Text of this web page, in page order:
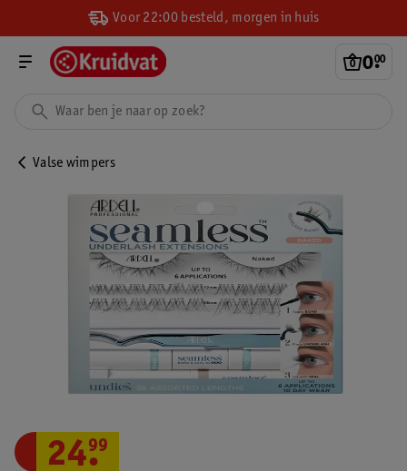
Voor 22:00 besteld, morgen in huis
0.
00
Valse wimpers
24.
99